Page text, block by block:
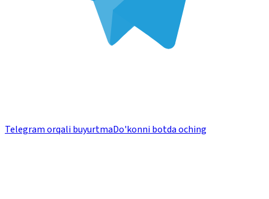
Telegram orqali buyurtmaDo'konni botda oching